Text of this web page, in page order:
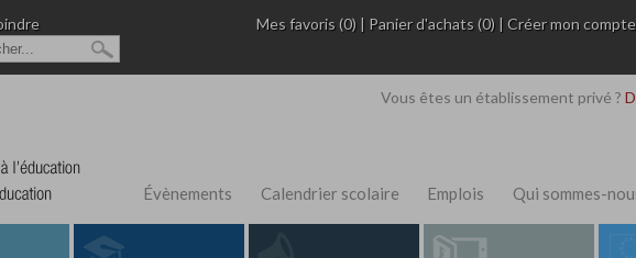
Mes favoris (0) | Panier d'achats (0) |Créer mon compte
Vous êtes un établissement privé ?
Évènements Calendrier scolaire Emplois Qui sommes-